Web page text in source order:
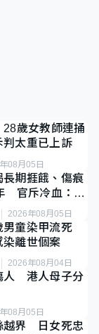
歲女教師連捅
太重已上訴
08月05日
長期捱餓、傷痕
官斥冷血：同
2026年08月05日
男童染甲流死
離世個案
2026年08月04日
人 港人母子分
08月05日
越界 日女死忠